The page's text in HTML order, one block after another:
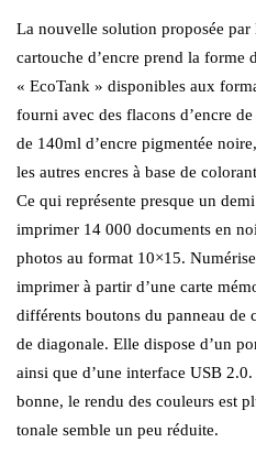
La nouvelle solution proposée par
cartouche d’encre prend la forme
« EcoTank » disponibles aux
fourni avec des flacons d’encre
de 140ml d’encre pigmentée
les autres encres à base de
Ce qui représente presque un
imprimer 14 000 documents en
photos au format 10×15.
imprimer à partir d’une carte
différents boutons du panneau de
de diagonale. Elle dispose d’un
ainsi que d’une interface USB
bonne, le rendu des couleurs est
tonale semble un peu réduite.